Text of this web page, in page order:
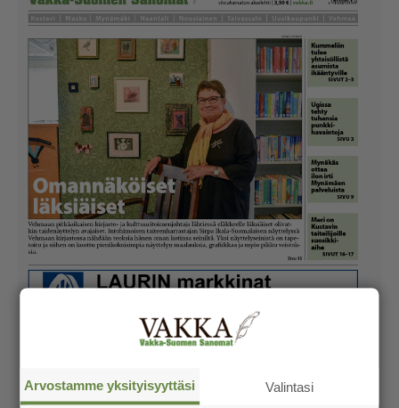
Arvostamme yksityisyyttäsi Valintasi